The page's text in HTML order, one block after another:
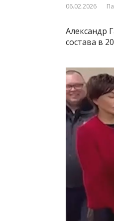
06.02.2026
Александр
состава в